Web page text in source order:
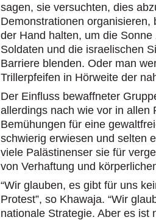
sagen, sie versuchten, dies
Demonstrationen
der Hand halten, um die
Soldaten und die israelischen
Barriere blenden. Oder man
Trillerpfeifen in Hörweite der
Der Einfluss bewaffneter
allerdings nach wie vor in allen
Bemühungen für eine
schwierig erwiesen und selten
viele Palästinenser sie für
von Verhaftung und
“Wir glauben, es gibt für uns
Protest”, so Khawaja. “Wir
nationale Strategie. Aber es ist